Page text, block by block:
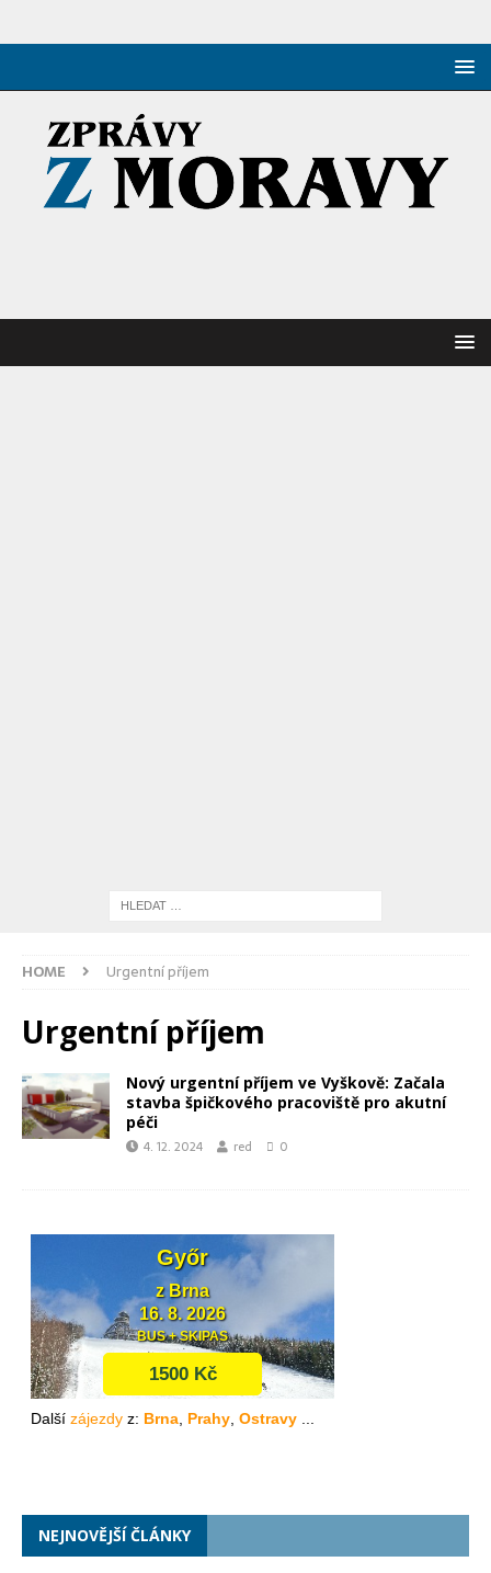
HOME Urgentní příjem
Urgentní příjem
Nový urgentní příjem ve Vyškově: Začala
stavba špičkového pracoviště pro akutní
péči
4. 12. 2024 red 0
NEJNOVĚJŠÍ ČLÁNKY